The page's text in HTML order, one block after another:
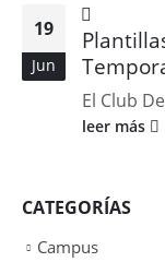
19
Jun
El Club
leer más
CATEGORÍAS
Campus